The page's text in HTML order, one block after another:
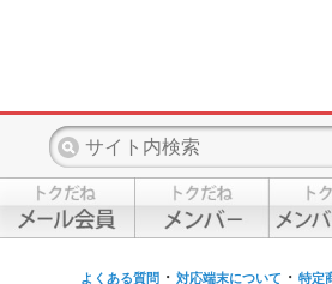
よくある質問 ・ 対応端末について ・ 特定